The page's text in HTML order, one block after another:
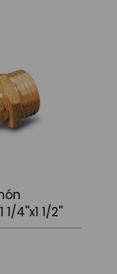
4''x1 1/2''